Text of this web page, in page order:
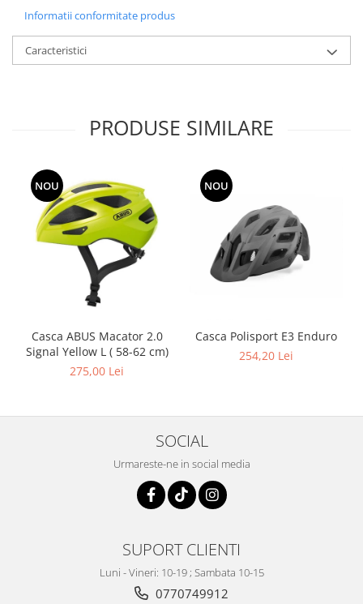
Informatii conformitate produs
Caracteristici
PRODUSE SIMILARE
NOU
Casca ABUS Macator 2.0
Signal Yellow L ( 58-62 cm)
275,00 Lei
NOU
Casca Polisport E3 Enduro
254,20 Lei
SOCIAL
Urmareste-ne in social media
SUPORT CLIENTI
Luni - Vineri: 10-19 ; Sambata 10-15
0770749912